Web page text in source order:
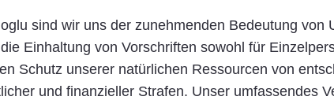
sind wir uns der zunehmenden Bedeutung von
Einhaltung von Vorschriften sowohl für
Schutz unserer natürlichen Ressourcen von
und finanzieller Strafen. Unser umfassendes